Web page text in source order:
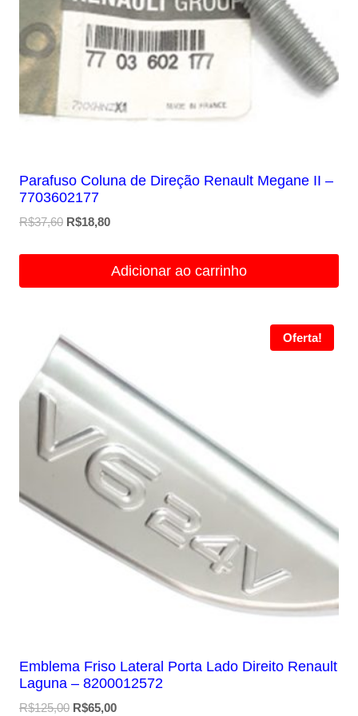
Parafuso Coluna de Direção Renault Megane II –
7703602177
R$37,60 O
R$18,80O
é:
Adicionar ao carrinho
Oferta!
Emblema Friso Lateral Porta Lado Direito Renault
Laguna – 8200012572
R$125,00 O
R$65,00O